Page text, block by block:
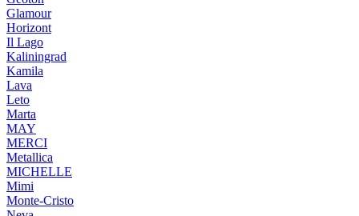
Glamour
Horizont
Il Lago
Kaliningrad
Kamila
Lava
Leto
Marta
MAY
MERCI
Metallica
MICHELLE
Mimi
Monte-Cristo